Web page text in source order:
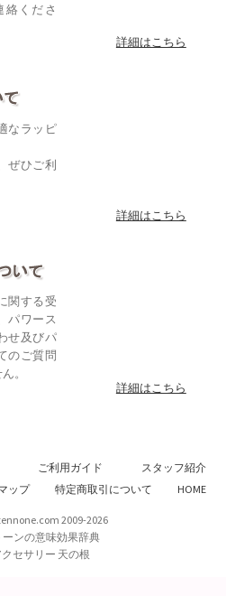
絡くださ
詳細はこちら
なラッピ
ぜひご利
詳細はこちら
関する受
パワース
せ及びパ
のご質問
。
詳細はこちら
ご利用ガイド
スタッフ紹介
ップ 特定商取引について HOME
2009-2026
ンの意味効果辞典
セサリー 天の根